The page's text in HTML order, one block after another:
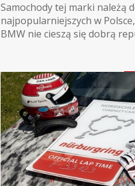
Samochody tej marki należą
najpopularniejszych w
BMW nie cieszą się dobrą